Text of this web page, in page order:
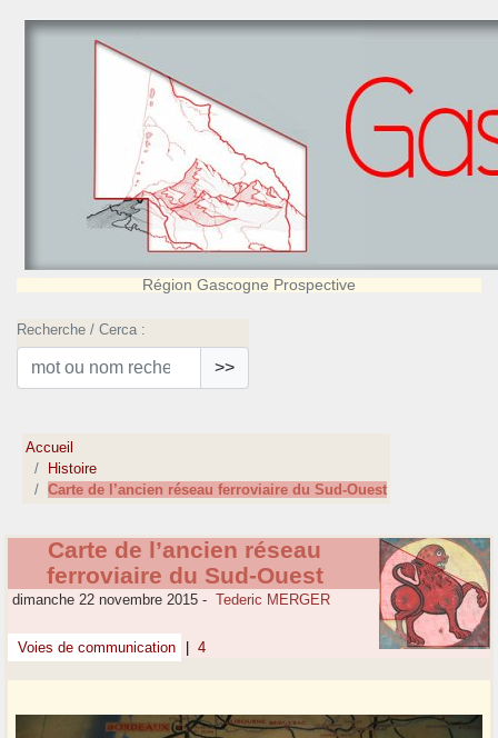
Région Gascogne Prospective
Recherche / Cerca :
>>
Accueil
Histoire
Carte de l’ancien réseau ferroviaire du Sud-Ouest
Carte de l’ancien réseau
ferroviaire du Sud-Ouest
dimanche 22 novembre 2015 - Tederic MERGER
Voies de communication 4